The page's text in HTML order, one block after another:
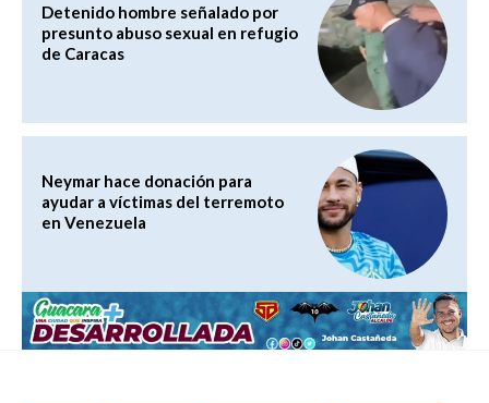
Detenido hombre señalado por
presunto abuso sexual en refugio
de Caracas
Neymar hace donación para
ayudar a víctimas del terremoto
en Venezuela